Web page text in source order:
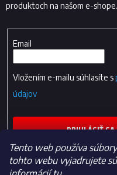
Tento web používa
tohto webu vyjadrujete
produktoch na našom e-shope.
Email
Vložením e-mailu súhlasíte s
údajov
PRIHLÁSIŤ SA